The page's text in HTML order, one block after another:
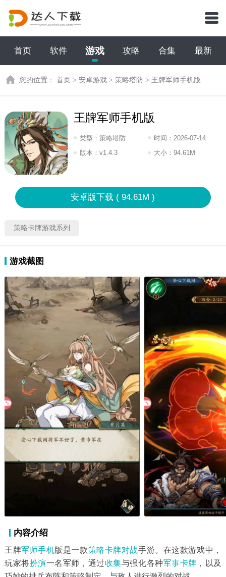
首页 软件 游戏 攻略 合集 最新
您的位置：首页 >安卓游戏 >策略塔防 > 王牌军师手机版
王牌军师手机版
类型：策略塔防 时间： 2026-07-14
16:2026
版本：v1.4.3 大小： 94.61M
安卓版下载 ( 94.61M )
策略卡牌游戏系列
游戏截图
内容介绍
王牌军师手机版是一款策略卡牌对战手游。在这款游戏中，
玩家将扮演一名军师，通过收集与强化各种军事卡牌 ，以及